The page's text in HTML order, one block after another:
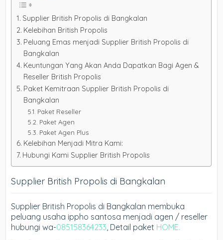
Supplier British Propolis di Bangkalan
Kelebihan British Propolis
Peluang Emas menjadi Supplier British Propolis di
Bangkalan
Keuntungan Yang Akan Anda Dapatkan Bagi Agen &
Reseller British Propolis
Paket Kemitraan Supplier British Propolis di
Bangkalan
Paket Reseller
Paket Agen
Paket Agen Plus
Kelebihan Menjadi Mitra Kami:
Hubungi Kami Supplier British Propolis
Supplier British Propolis di Bangkalan
Supplier British Propolis di Bangkalan membuka
peluang usaha ippho santosa menjadi agen / reseller
hubungi wa-085158364233, Detail paket HOME.